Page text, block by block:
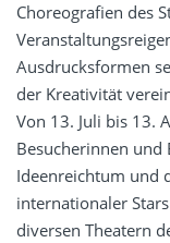
Choreografien des
Ausdrucksformen
der Kreativität
Von 13. Juli bis 13.
Besucherinnen und
Ideenreichtum und
internationaler
diversen Theatern